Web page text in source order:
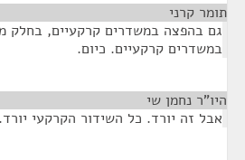
תומר קרני
גם בהפצה במשדרים קרקעיים, בחלק
במשדרים קרקעיים. כיום.
היו"ר נחמן שי
אבל זה יורד. כל השידור הקרקעי יורד.